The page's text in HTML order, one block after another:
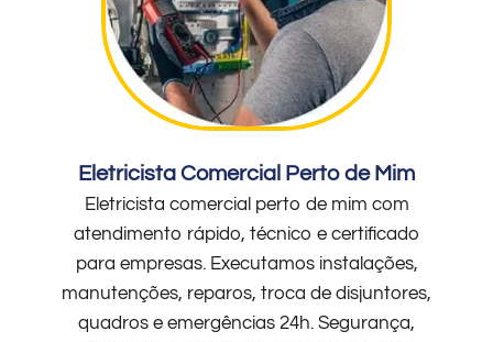
Eletricista Comercial Perto de Mim
Eletricista comercial perto de mim com
atendimento rápido, técnico e certificado
para empresas. Executamos instalações,
manutenções, reparos, troca de disjuntores,
quadros e emergências 24h. Segurança,